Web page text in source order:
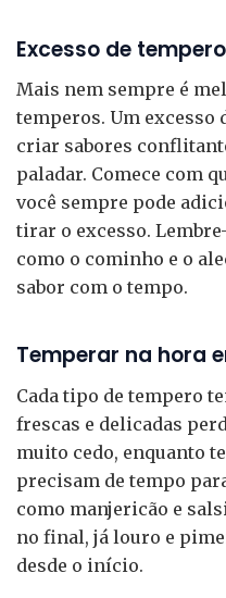
Excesso de
Mais nem sempre é
temperos. Um excesso
criar sabores
paladar. Comece com
você sempre pode
tirar o excesso.
como o cominho e o
sabor com o tempo.
Temperar na hora
Cada tipo de tempero
frescas e delicadas
muito cedo, enquanto
precisam de tempo
como manjericão e
no final, já louro e
desde o início.